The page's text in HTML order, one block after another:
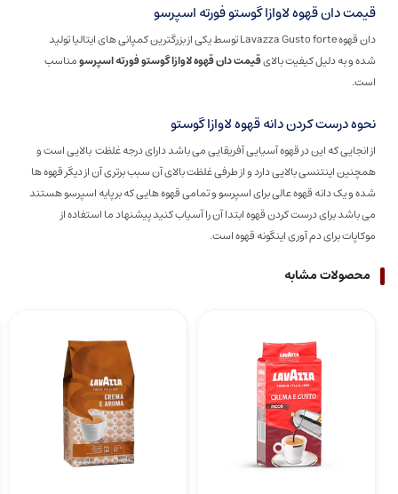
قیمت دان قهوه لاوازا گوستو فورته اسپرسو
دان قهوه Lavazza Gusto forte توسط یکی از بزرگترین کمپانی های ایتالیا تولید
شده و به دلیل کیفیت بالایقیمت دان قهوه لاوازا گوستو فورته اسپرسومناسب
است.
نحوه درست کردن دانه قهوه لاوازا گوستو
از انجایی که این در قهوه آسیایی آفریقایی می باشد دارای درجه غلظت بالایی است و
همچنین اینتنسی بالایی دارد و از طرفی غلظت بالای آن سبب برتری آن از دیگر قهوه ها
شده و یک دانه قهوه عالی برای اسپرسو و تمامی قهوه هایی که بر پایه اسپرسو هستند
می باشد برای درست کردن قهوه ابتدا آن را آسیاب کنید پیشنهاد ما استفاده از
موکاپات برای دم آوری اینگونه قهوه است.
محصولات مشابه